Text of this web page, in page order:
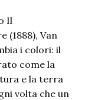
Il
(1888), Van
i colori: il
come la
e la terra
volta che un